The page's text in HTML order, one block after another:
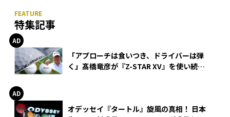
特集記事
「アプローチは食いつき、ドライバーは弾
く」髙橋竜彦が『Z-STAR XV』を使い続け
オデッセイ『タートル』旋風の真相！ 日本